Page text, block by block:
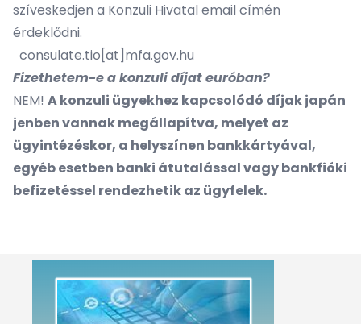
szíveskedjen a Konzuli Hivatal email címén
érdeklődni.
consulate.tio[at]mfa.gov.hu
Fizethetem-e a konzuli díjat euróban?
NEM! A konzuli ügyekhez kapcsolódó díjak japán
jenben vannak megállapítva, melyet az
ügyintézéskor, a helyszínen bankkártyával,
egyéb esetben banki átutalással vagy bankfióki
befizetéssel rendezhetik az ügyfelek.